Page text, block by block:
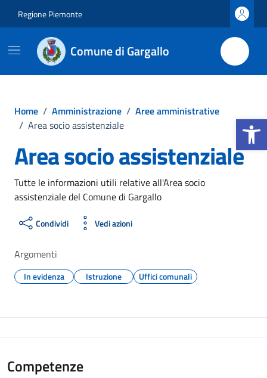
Apri la
Regione Piemonte
Comune di Gargallo
Home / Amministrazione / Aree amministrative
/ Area socio assistenziale
Area socio assistenziale
Tutte le informazioni utili relative all'Area socio
assistenziale del Comune di Gargallo
Condividi Vedi azioni
Argomenti
In evidenza Istruzione Uffici comunali
Competenze